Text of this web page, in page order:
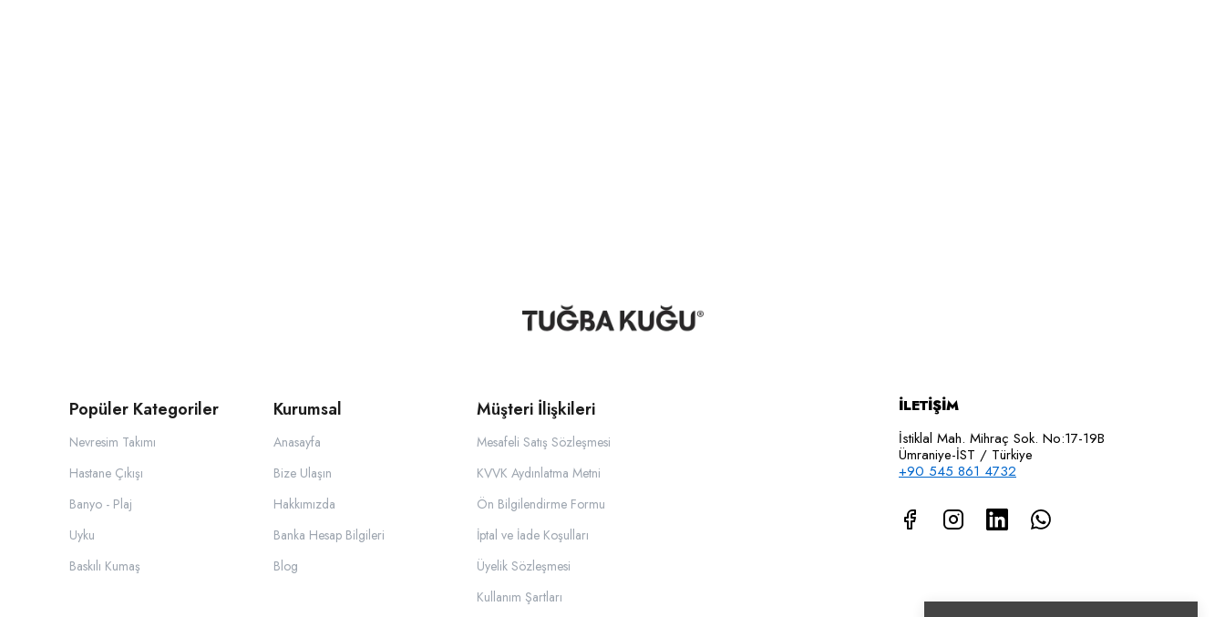
Popüler Kategoriler
Nevresim Takımı
Hastane Çıkışı
Banyo - Plaj
Uyku
Baskılı Kumaş
Kurumsal
Anasayfa
Bize Ulaşın
Hakkımızda
Banka Hesap Bilgileri
Blog
Müşteri İlişkileri
Mesafeli Satış Sözleşmesi
KVVK Aydınlatma Metni
Ön Bilgilendirme Formu
İptal ve İade Koşulları
Üyelik Sözleşmesi
Kullanım Şartları
İLETİŞİM
İstiklal Mah. Mihraç Sok. No:17-19B
Ümraniye-İST / Türkiye
+90 545 861 4732